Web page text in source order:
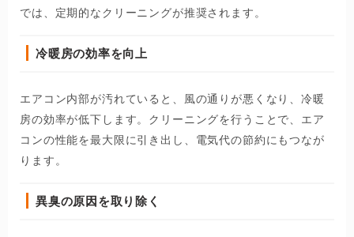
では、定期的なクリーニングが推奨されます。
冷暖房の効率を向上
エアコン内部が汚れていると、風の通りが悪くなり、冷暖
房の効率が低下します。クリーニングを行うことで、エア
コンの性能を最大限に引き出し、電気代の節約にもつなが
ります。
異臭の原因を取り除く